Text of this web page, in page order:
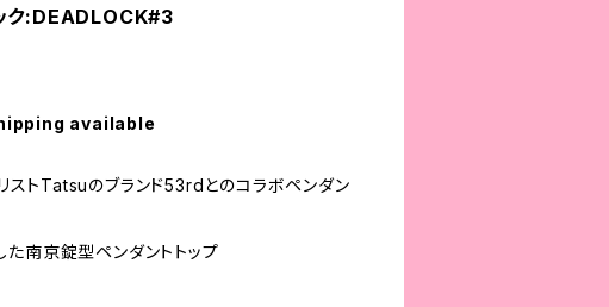
ク:DEADLOCK#3
available
ストTatsuのブランド53rdとのコラボペンダン
南京錠型ペンダントトップ